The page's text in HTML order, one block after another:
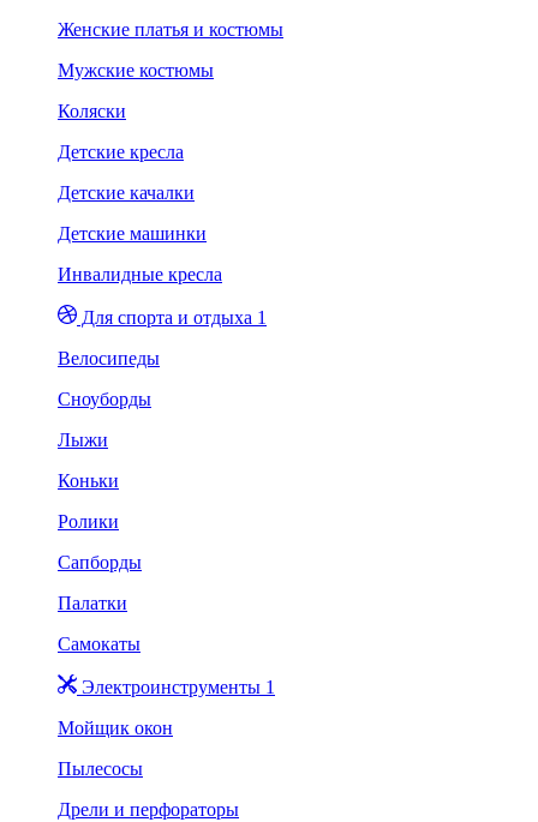
Женские платья и костюмы
Мужские костюмы
Коляски
Детские кресла
Детские качалки
Детские машинки
Инвалидные кресла
Для спорта и отдыха 1
Велосипеды
Сноуборды
Лыжи
Коньки
Ролики
Сапборды
Палатки
Самокаты
Электроинструменты 1
Мойщик окон
Пылесосы
Дрели и перфораторы